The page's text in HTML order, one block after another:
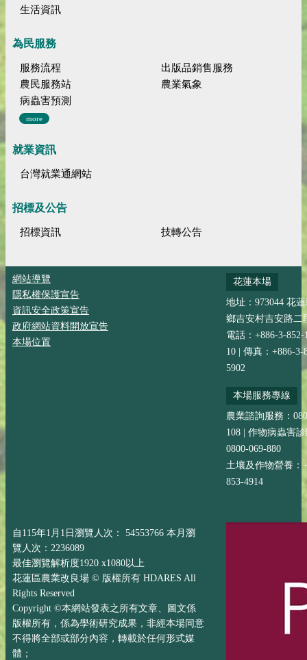
生活資訊
為民服務
服務流程
出版品銷售服務
農民服務站
農業氣象
病蟲害預測
more
就業資訊
台灣就業通網站
招標及公告
招標資訊 技轉公告
網站導覽
隱私權保護宣告
資訊安全政策宣告
政府網站資料開放宣告
本場位置
花蓮本場
地址：973044 花
鄉吉安村吉安路二
電話：+886-3-852-
10 | 傳真：+886-3-
5902
本場服務專線
農業諮詢服務：
108 | 作物病蟲害
0800-069-880
土壤及作物營養：
853-4914
自115年1月1日瀏覽人次： 54553766 本月瀏
覽人次：2236089
最佳瀏覽解析度1920 x1080以上
花蓮區農業改良場 © 版權所有 HDARES All
Rights Reserved
Copyright ©本網站發表之所有文章、圖文係
版權所有，係為學術研究成果，非經本場同意
不得將全部或部分內容，轉載於任何形式媒
體；